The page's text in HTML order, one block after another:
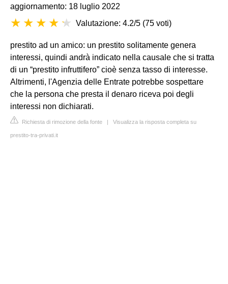
aggiornamento: 18 luglio 2022
Valutazione: 4.2/5 (75 voti)
prestito ad un amico: un prestito solitamente genera
interessi, quindi andrà indicato nella causale che si tratta
di un “prestito infruttifero” cioè senza tasso di interesse.
Altrimenti, l'Agenzia delle Entrate potrebbe sospettare
che la persona che presta il denaro riceva poi degli
interessi non dichiarati.
Richiesta di rimozione della fonte | Visualizza la risposta completa su
prestito-tra-privati.it